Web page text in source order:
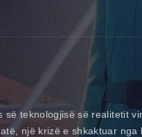
teknologjisë së realitetit
një krizë e shkaktuar nga